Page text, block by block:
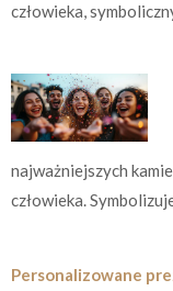
człowieka,
najważniejszych
człowieka.
Personalizowane